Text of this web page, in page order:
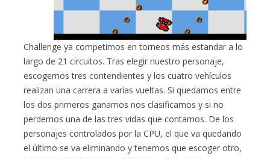
Challenge ya competimos en torneos más estandar a lo
largo de 21 circuitos. Tras elegir nuestro personaje,
escogemos tres contendientes y los cuatro vehículos
realizan una carrera a varias vueltas. Si quedamos entre
los dos primeros ganamos nos clasificamos y si no
perdemos una de las tres vidas que contamos. De los
personajes controlados por la CPU, el que va quedando
el último se va eliminando y tenemos que escoger otro,